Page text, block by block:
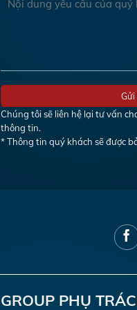
Chúng tôi sẽ liên hệ lại tư vấn
thông tin.
* Thông tin quý khách sẽ được
GROUP PHỤ